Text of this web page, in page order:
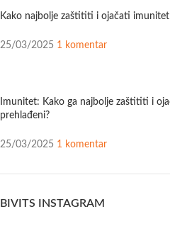
Kako najbolje zaštititi i ojačati imunitet
25/03/2025 1 komentar
Imunitet: Kako ga najbolje zaštititi i
prehlađeni?
25/03/2025 1 komentar
BIVITS INSTAGRAM